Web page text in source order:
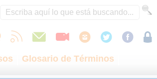
Glosario de Términos